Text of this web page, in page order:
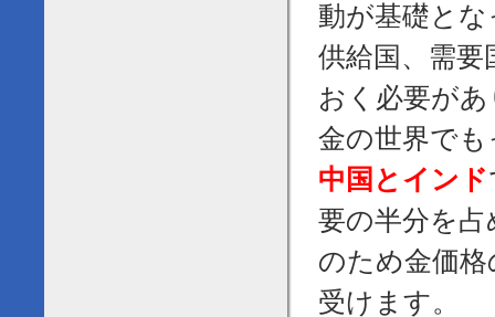
動が基礎と
供給国、需
おく必要が
金の世界で
中国とインド
要の半分を
のため金価
受けます。